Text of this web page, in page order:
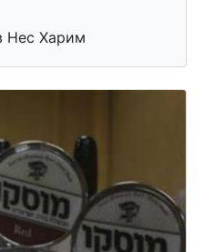
Нес Харим